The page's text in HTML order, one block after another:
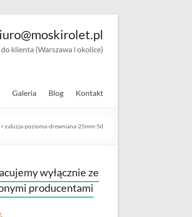
klienta (Warszawa i okolice)
Galeria Blog Kontakt
> zaluzja-pozioma-drewniana-25mm-5d
wyłącznie ze
producentami